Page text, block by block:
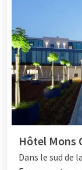
Hôtel Mons
Dans le sud de